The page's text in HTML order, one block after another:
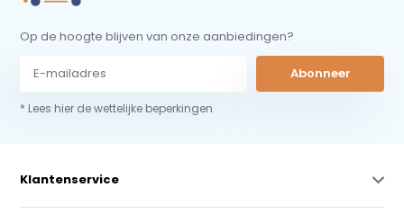
Op de hoogte blijven van onze aanbiedingen?
Abonneer
* Lees hier de wettelijke beperkingen
Klantenservice